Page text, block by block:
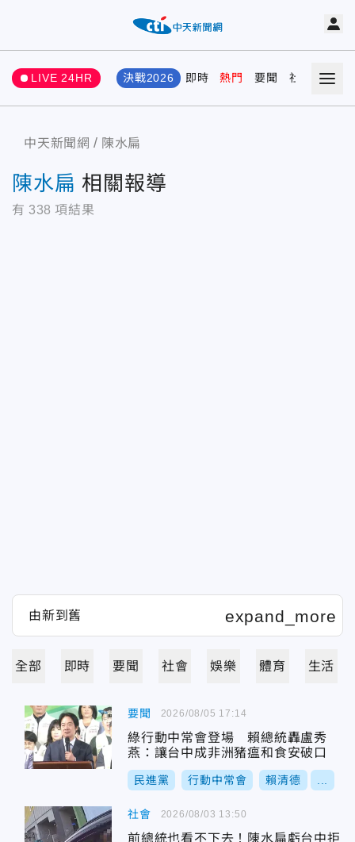
LIVE 24HR 決戰2026 即時 熱門 要聞 社會 娛樂
中天新聞網 陳水扁
陳水扁 相關報導
有 338 項結果
全部 即時 要聞 社會 娛樂 體育 生活
要聞
綠行動中常會登場 賴總統轟盧秀
燕：讓台中成非洲豬瘟和食安破口
民進黨 行動中常會 賴清德
2026/08/05 17:14
社會
前總統也看不下去！陳水扁虧台中拒
2026/08/03 13:50